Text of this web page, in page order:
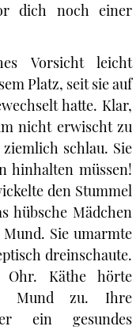
dich noch einer
Vorsicht leicht
Platz, seit sie auf
hatte. Klar,
nicht erwischt zu
schlau. Sie
hinhalten müssen!
den Stummel
hübsche Mädchen
Sie umarmte
dreinschaute.
Käthe hörte
Mund zu. Ihre
ein gesundes